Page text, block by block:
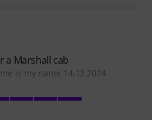
a Marshall cab
is my name 14.12.2024